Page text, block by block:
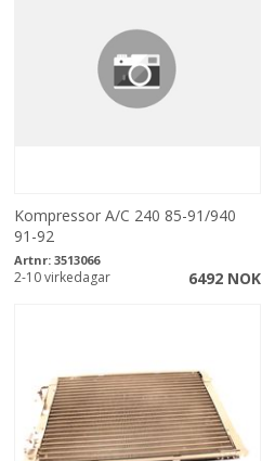
Kompressor A/C 240 85-91/940
91-92
Artnr: 3513066
6492 NOK
2-10 virkedagar